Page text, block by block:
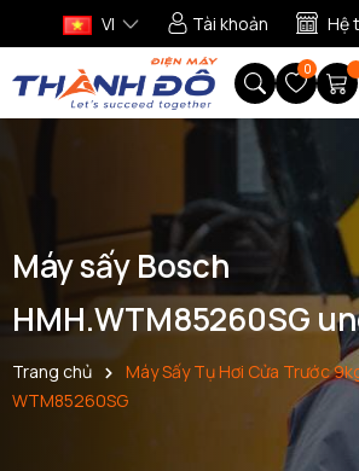
VI Tài khoản Hệ
0
Máy sấy Bosch
HMH.WTM85260SG
Trang chủ
Máy Sấy Tụ Hơi Cửa Trước
WTM85260SG